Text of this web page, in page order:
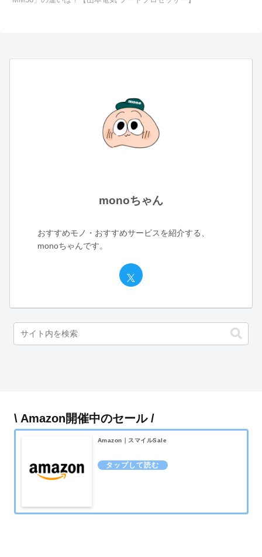
monoちゃん
おすすめモノ・おすすめサービスを紹介する、
monoちゃんです。
\ Amazon開催中のセール /
Amazon｜スマイルSale